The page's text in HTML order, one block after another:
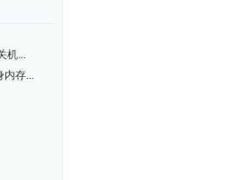
机...
内存...